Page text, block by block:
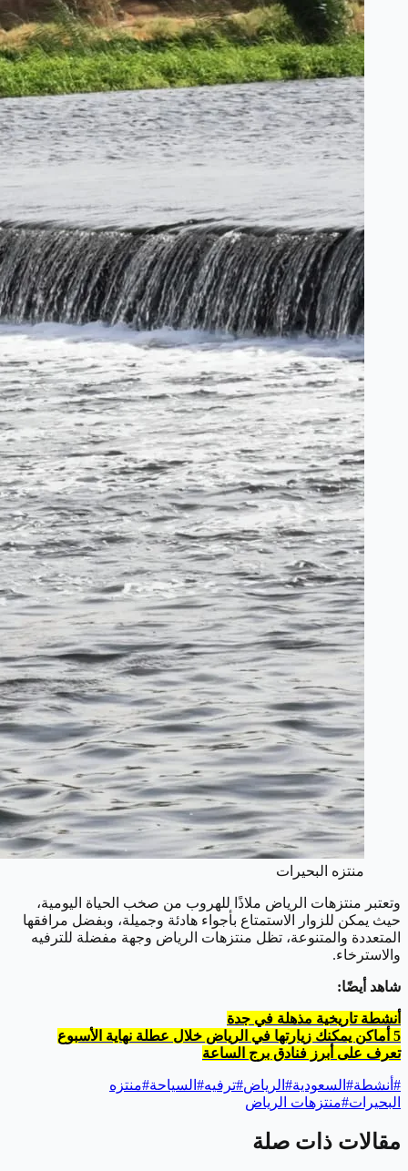
منتزه البحيرات
وتعتبر منتزهات الرياض ملاذًا للهروب من صخب الحياة اليومية،
حيث يمكن للزوار الاستمتاع بأجواء هادئة وجميلة، وبفضل مرافقها
المتعددة والمتنوعة، تظل منتزهات الرياض وجهة مفضلة للترفيه
والاسترخاء.
شاهد أيضًا:
أنشطة تاريخية مذهلة في جدة
5 أماكن يمكنك زيارتها في الرياض خلال عطلة نهاية الأسبوع
تعرف على أبرز فنادق برج الساعة
# أنشطة# السعودية# الرياض#ترفيه# السياحة#منتزه
البحيرات#منتزهات الرياض
مقالات ذات صلة